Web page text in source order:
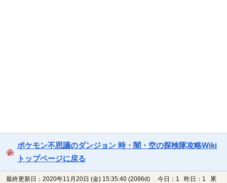
ポケモン不思議のダンジョン 時・闇・空の探検隊攻略Wiki
トップページに戻る
最終更新日：2020年11月20日 (金) 15:35:40 (2086d)
今日：1 昨日：1 累